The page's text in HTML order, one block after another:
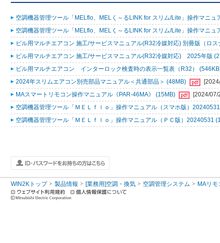
空調機器管理ツール「MELflo、MELく～るLINK for スリム/Lite」操作マニュ
空調機器管理ツール「MELflo、MELく～るLINK for スリム/Lite」操作マニュ
ビル用マルチエアコン 施工/サービスマニュアル(R32冷媒対応) 別冊版（ロ
ビル用マルチエアコン 施工/サービスマニュアル(R32冷媒対応) 2025年版
ビル用マルチエアコン インターロック検査時の表示一覧表（R32）
2024年スリムエアコン別売部品マニュアル＜共通部品＞ (48MB)
MAスマートリモコン操作マニュアル《PAR-46MA》 (15MB)
[2024/07/
空調機器管理ツール「ＭＥＬｆｌｏ」操作マニュアル（スマホ版）
空調機器管理ツール「ＭＥＬｆｌｏ」操作マニュアル（ＰＣ版）20240531
WIN2Kトップ 製品情報 [業務用]空調・換気 空調管理システム MAリモ